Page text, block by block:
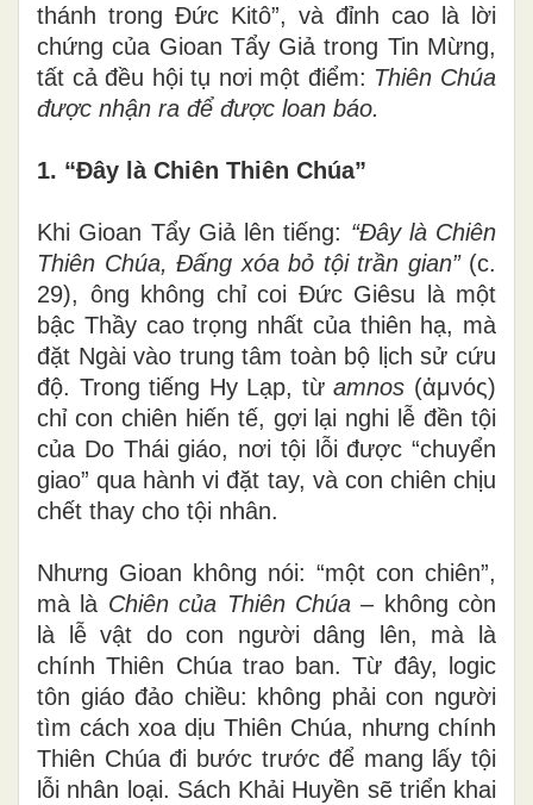
thánh trong Đức Kitô”, và đỉnh cao là lời
chứng của Gioan Tẩy Giả trong Tin Mừng,
tất cả đều hội tụ nơi một điểm: Thiên Chúa
được nhận ra để được loan báo.
1. “Đây là Chiên Thiên Chúa”
Khi Gioan Tẩy Giả lên tiếng: “Đây là Chiên
Thiên Chúa, Đấng xóa bỏ tội trần gian” (c.
29), ông không chỉ coi Đức Giêsu là một
bậc Thầy cao trọng nhất của thiên hạ, mà
đặt Ngài vào trung tâm toàn bộ lịch sử cứu
độ. Trong tiếng Hy Lạp, từamnos (ἀμνός)
chỉ con chiên hiến tế, gợi lại nghi lễ đền tội
của Do Thái giáo, nơi tội lỗi được “chuyển
giao” qua hành vi đặt tay, và con chiên chịu
chết thay cho tội nhân.
Nhưng Gioan không nói: “một con chiên”,
mà là Chiên của Thiên Chúa– không còn
là lễ vật do con người dâng lên, mà là
chính Thiên Chúa trao ban. Từ đây, logic
tôn giáo đảo chiều: không phải con người
tìm cách xoa dịu Thiên Chúa, nhưng chính
Thiên Chúa đi bước trước để mang lấy tội
lỗi nhân loại. Sách Khải Huyền sẽ triển khai